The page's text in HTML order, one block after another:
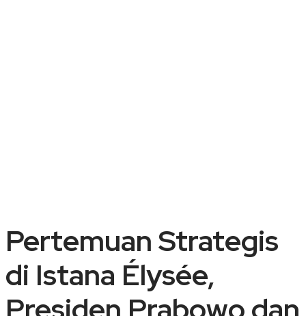
Pertemuan Strategis
di Istana Élysée,